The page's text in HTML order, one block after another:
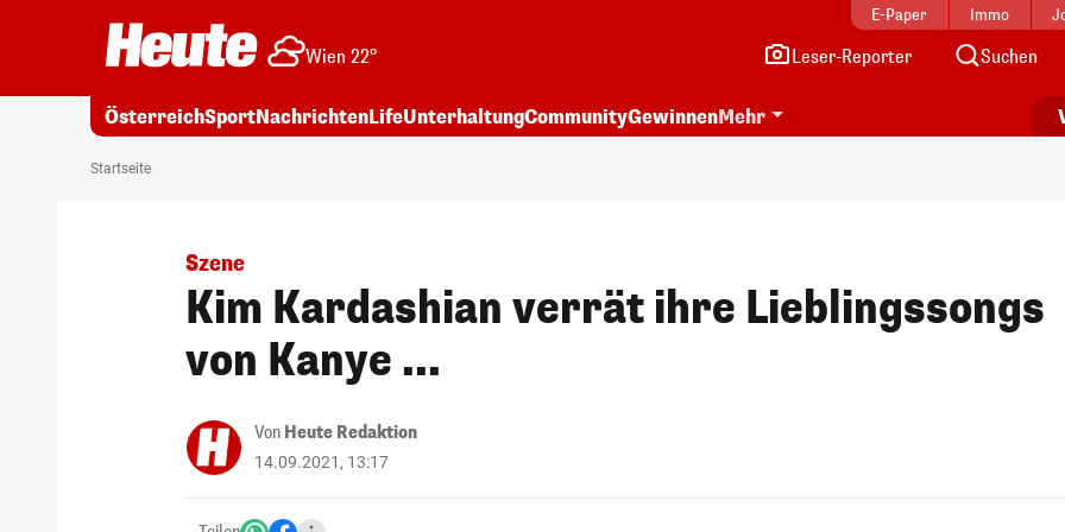
E-Paper Immo
Wien 22° Leser-Reporter Suchen
ÖsterreichSportNachrichtenLifeUnterhaltungCommunityGewinnenMehr
Startseite
Szene
Kim Kardashian verrät ihre Lieblingssongs
von Kanye ...
Von Heute Redaktion
14.09.2021, 13:17